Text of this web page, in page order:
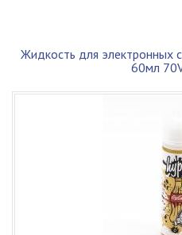
Жидкость для электронных
60мл